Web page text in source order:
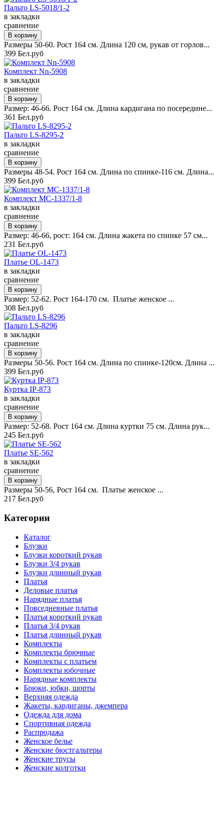
Пальто LS-5018/1-2
в закладки
сравнение
Размеры 50-60. Рост 164 см. Длина 120 см, рукав от горлов...
399 Бел.руб
Комплект Nn-5908
в закладки
сравнение
Размер: 46-66. Рост 164 см. Длина кардигана по посередине...
361 Бел.руб
Пальто LS-8295-2
в закладки
сравнение
Размеры 48-54. Рост 164 см. Длина по спинке-116 см. Длина...
399 Бел.руб
Комплект MC-1337/1-8
в закладки
сравнение
Размер: 46-66, рост: 164 см. Длина жакета по спинке 57 см...
231 Бел.руб
Платье OL-1473
в закладки
сравнение
Размер: 52-62. Рост 164-170 см. Платье женское ...
308 Бел.руб
Пальто LS-8296
в закладки
сравнение
Размеры 50-56. Рост 164 см. Длина по спинке-120см. Длина ...
399 Бел.руб
Куртка IP-873
в закладки
сравнение
Размер: 52-68. Рост 164 см. Длина куртки 75 см. Длина рук...
245 Бел.руб
Платье SE-562
в закладки
сравнение
Размеры 50-56, Рост 164 см. Платье женское ...
217 Бел.руб
Категории
Каталог
Блузки
Блузки короткий рукав
Блузки 3/4 рукав
Блузки длинный рукав
Платья
Деловые платья
Нарядные платья
Повседневные платья
Платья короткий рукав
Платья 3/4 рукав
Платья длинный рукав
Комплекты
Комплекты брючные
Комплекты с платьем
Комплекты юбочные
Нарядные комплекты
Брюки, юбки, шорты
Верхняя одежда
Жакеты, кардиганы, джемпера
Одежда для дома
Спортивная одежда
Распродажа
Женское белье
Женские бюстгальтеры
Женские трусы
Женские колготки